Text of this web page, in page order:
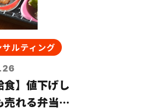
ルティング
食】値下げし
売れる弁当の